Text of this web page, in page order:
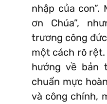
nhập của con”.
ơn Chúa”,
trương công
một cách rõ
hướng về bản
chuẩn mực
và công chính,